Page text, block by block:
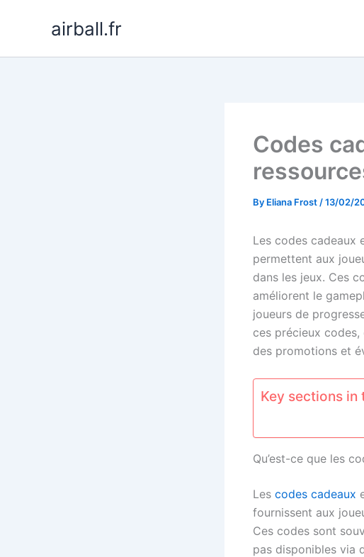
airball.fr
Codes
By Eliana Frost /13/02/
Les codes cadeaux
permettent aux
dans les jeux. Ces
améliorent le
joueurs de
ces précieux
des promotions et
Key sections in
Qu’est-ce que les
Les codes cadeaux
fournissent aux
Ces codes sont
pas disponibles via